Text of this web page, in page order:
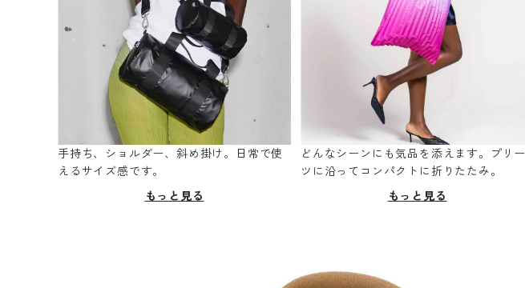
手持ち、ショルダー、斜め掛け。日常で使
えるサイズ感です。
もっと見る
どんなシーンにも気品を添えます。プリー
ツに沿ってコンパクトに折りたたみ。
もっと見る